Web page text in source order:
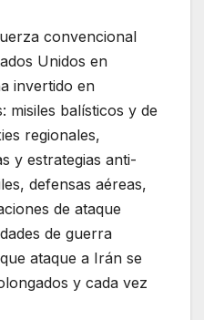
convencional
Unidos en
invertido en
misiles balísticos y de
regionales,
y estrategias anti-
defensas aéreas,
de ataque
de guerra
ataque a Irán se
y cada vez